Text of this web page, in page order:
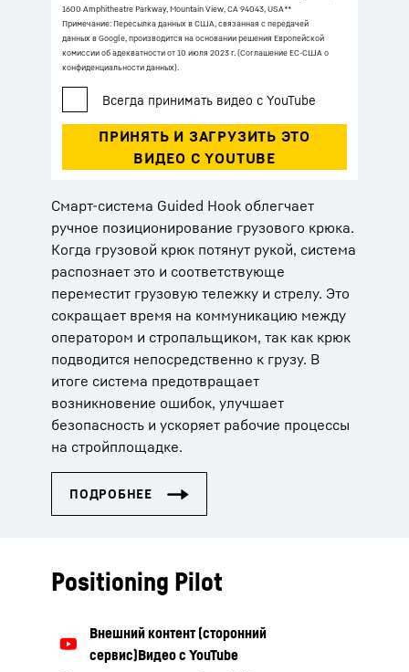
1600 Amphitheatre Parkway, Mountain View, CA 94043, USA**
Примечание: Пересылка данных в США, связанная с передачей
данных в Google, производится на основании решения Европейской
комиссии об адекватности от 10 июля 2023 г. (Соглашение ЕС-США о
конфиденциальности данных).
Смарт-система Guided Hook облегчает
ручное позиционирование грузового крюка.
Когда грузовой крюк потянут рукой, система
распознает это и соответствующе
переместит грузовую тележку и стрелу. Это
сокращает время на коммуникацию между
оператором и стропальщиком, так как крюк
подводится непосредственно к грузу. В
итоге система предотвращает
возникновение ошибок, улучшает
безопасность и ускоряет рабочие процессы
на стройплощадке.
Positioning Pilot